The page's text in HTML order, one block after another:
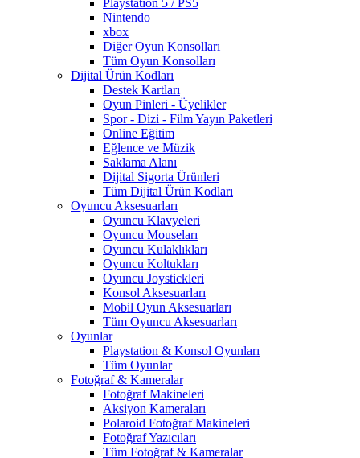
Playstation 5 / PS5
Nintendo
xbox
Diğer Oyun Konsolları
Tüm Oyun Konsolları
Dijital Ürün Kodları
Destek Kartları
Oyun Pinleri - Üyelikler
Spor - Dizi - Film Yayın Paketleri
Online Eğitim
Eğlence ve Müzik
Saklama Alanı
Dijital Sigorta Ürünleri
Tüm Dijital Ürün Kodları
Oyuncu Aksesuarları
Oyuncu Klavyeleri
Oyuncu Mouseları
Oyuncu Kulaklıkları
Oyuncu Koltukları
Oyuncu Joystickleri
Konsol Aksesuarları
Mobil Oyun Aksesuarları
Tüm Oyuncu Aksesuarları
Oyunlar
Playstation & Konsol Oyunları
Tüm Oyunlar
Fotoğraf & Kameralar
Fotoğraf Makineleri
Aksiyon Kameraları
Polaroid Fotoğraf Makineleri
Fotoğraf Yazıcıları
Tüm Fotoğraf & Kameralar